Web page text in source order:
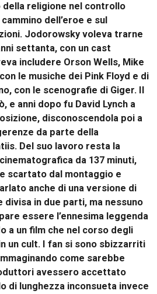
della religione nel controllo
dell’eroe e sul
Jodorowsky voleva trarne
settanta, con un cast
includere Orson Wells, Mike
le musiche dei Pink Floyd e di
con le scenografie di Giger. Il
e anni dopo fu David Lynch a
disconoscendola poi a
da parte della
Del suo lavoro resta la
da 137 minuti,
scartato dal montaggio e
anche di una versione di
in due parti, ma nessuno
essere l’ennesima leggenda
a un film che nel corso degli
un cult. I fan si sono sbizzarriti
come sarebbe
avessero accettato
di lunghezza inconsueta invece